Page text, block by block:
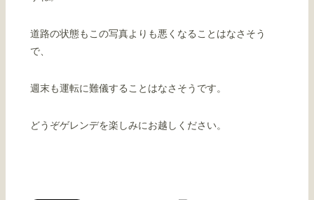
道路の状態もこの写真よりも悪くなることはなさそう
で、
週末も運転に難儀することはなさそうです。
どうぞゲレンデを楽しみにお越しください。